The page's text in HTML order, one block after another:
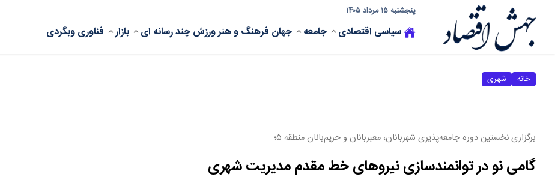
پنجشنبه ۱۵ مرداد ۱۴۰۵
سیاسی اقتصادی جامعه جهان فرهنگ و هنرورزشچند رسانه ای بازار فناوریوبگردی
خانه شهری
برگزاری نخستین دوره جامعه‌پذیری شهربانان، معبربانان و حریم‌بانان منطقه ۵؛
گامی نو در توانمندسازی نیروهای خط مقدم مدیریت شهری